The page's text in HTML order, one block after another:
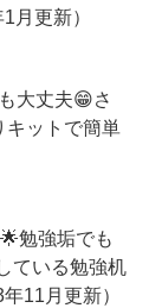
月更新）
大丈夫😁さ
ットで簡単
勉強垢でも
ている勉強机
11月更新）